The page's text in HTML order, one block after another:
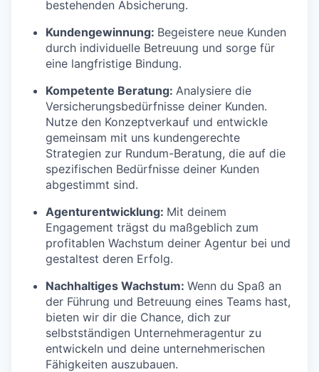
bestehenden Absicherung.
Kundengewinnung: Begeistere neue Kunden
durch individuelle Betreuung und sorge für
eine langfristige Bindung.
Kompetente Beratung: Analysiere die
Versicherungsbedürfnisse deiner Kunden.
Nutze den Konzeptverkauf und entwickle
gemeinsam mit uns kundengerechte
Strategien zur Rundum-Beratung, die auf die
spezifischen Bedürfnisse deiner Kunden
abgestimmt sind.
Agenturentwicklung: Mit deinem
Engagement trägst du maßgeblich zum
profitablen Wachstum deiner Agentur bei und
gestaltest deren Erfolg.
Nachhaltiges Wachstum: Wenn du Spaß an
der Führung und Betreuung eines Teams hast,
bieten wir dir die Chance, dich zur
selbstständigen Unternehmeragentur zu
entwickeln und deine unternehmerischen
Fähigkeiten auszubauen.